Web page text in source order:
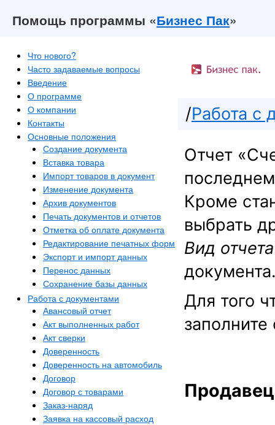
Помощь программы «Бизнес Пак»
Что нового?
Часто задаваемые вопросы
Введение
О программе
О компании
Контакты
Основные положения
Создание документа
Вставка товара
Импорт товаров в документ
Изменение документа
Архив документов
Печать документов и отчетов
Отметка об оплате документа
Редактирование печатных форм
Экспорт и импорт данных
Перенос данных
Сохранение базы данных
Работа с документами
Авансовый отчет
Акт выполненных работ
Акт сверки
Доверенность
Доверенность на автомобиль
Договор
Договор с товарами
Заказ-наряд
Заявка на кассовый расход
/Работа с
Отчет
Кроме
выбрать
Вид отчета
документа.
Для того
Продавец